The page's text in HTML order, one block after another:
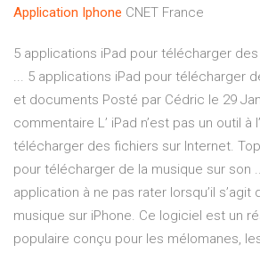
Application Iphone CNET France
5 applications iPad pour télécharger
... 5 applications iPad pour télécharger
et documents Posté par Cédric le 29
commentaire L’ iPad n’est pas un outil à
télécharger des fichiers sur Internet.
pour télécharger de la musique sur son
application à ne pas rater lorsqu’il
musique sur iPhone. Ce logiciel est un
populaire conçu pour les mélomanes,